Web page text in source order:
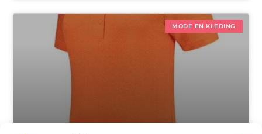
MODE EN KLEDING